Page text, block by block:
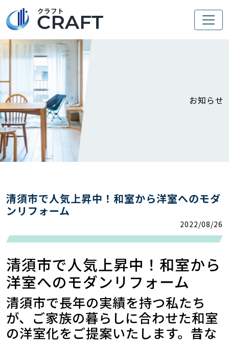
お知らせ
清須市で人気上昇中！和室から洋室へのモダ
ンリフォーム
2022/08/26
清須市で人気上昇中！和室から
洋室へのモダンリフォーム
清須市で長年の実績を持つ私たち
が、ご家族の暮らしに合わせた和室
の洋室化をご提案いたします。昔な